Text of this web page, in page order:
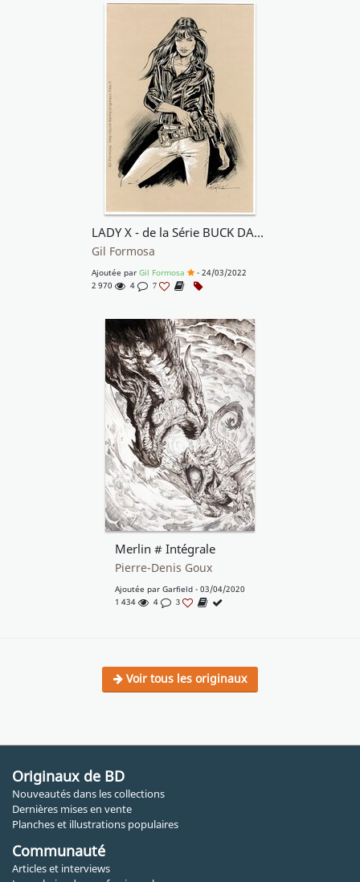
LADY X - de la Série BUCK DANNY
Gil Formosa
Ajoutée par Gil Formosa
- 24/03/2022
2 970
4 7
Merlin # Intégrale
Pierre-Denis Goux
Ajoutée par Garfield - 03/04/2020
1 434
4 3
Voir tous les originaux
Originaux de BD
Nouveautés dans les collections
Dernières mises en vente
Planches et illustrations populaires
Communauté
Articles et interviews